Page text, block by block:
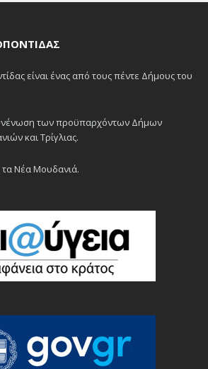
είναι ένας από τους πέντε Δήμους του
των προϋπαρχόντων Δήμων
και Τρίγλιας.
Νέα Μουδανιά.